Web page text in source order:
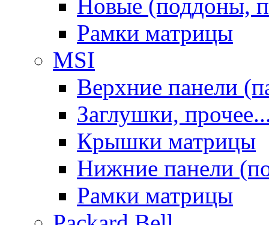
Новые (поддоны,
Рамки матрицы
MSI
Верхние панели
Заглушки,
Крышки матрицы
Нижние панели
Рамки матрицы